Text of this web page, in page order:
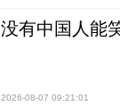
没有中国人能
2026-08-07 09:21:01